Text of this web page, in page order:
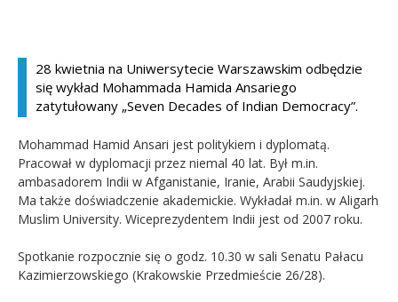
Absolwent
28 kwietnia na Uniwersytecie Warszawskim odbędzie
się wykład Mohammada Hamida Ansariego
zatytułowany „Seven Decades of Indian Democracy”.
Mohammad Hamid Ansari jest politykiem i dyplomatą.
Pracował w dyplomacji przez niemal 40 lat. Był m.in.
ambasadorem Indii w Afganistanie, Iranie, Arabii Saudyjskiej.
Ma także doświadczenie akademickie. Wykładał m.in. w Aligarh
Muslim University. Wiceprezydentem Indii jest od 2007 roku.
Spotkanie rozpocznie się o godz. 10.30 w sali Senatu Pałacu
Kazimierzowskiego (Krakowskie Przedmieście 26/28).